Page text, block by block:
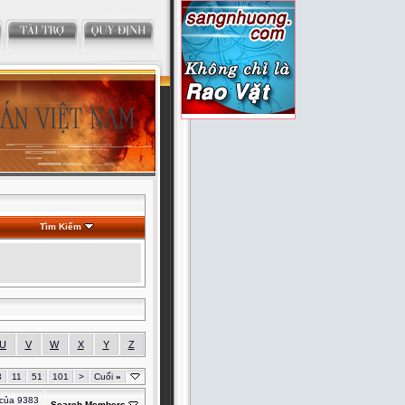
Tìm Kiếm
U V W X Y Z
11 51 101 > Cuối »
9383